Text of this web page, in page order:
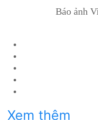
Báo ảnh
Xem thêm